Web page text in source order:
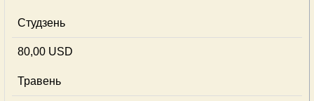
Студзень
80,00 USD
Травень